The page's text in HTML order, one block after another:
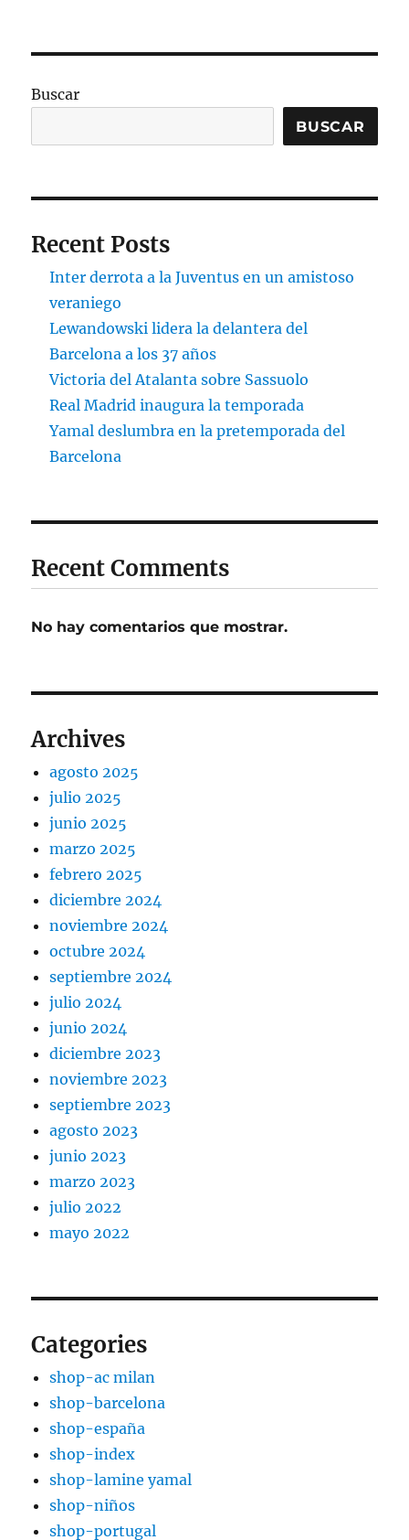
Buscar
BUSCAR
Recent Posts
Inter derrota a la Juventus en un amistoso
veraniego
Lewandowski lidera la delantera del
Barcelona a los 37 años
Victoria del Atalanta sobre Sassuolo
Real Madrid inaugura la temporada
Yamal deslumbra en la pretemporada del
Barcelona
Recent Comments
No hay comentarios que mostrar.
Archives
agosto 2025
julio 2025
junio 2025
marzo 2025
febrero 2025
diciembre 2024
noviembre 2024
octubre 2024
septiembre 2024
julio 2024
junio 2024
diciembre 2023
noviembre 2023
septiembre 2023
agosto 2023
junio 2023
marzo 2023
julio 2022
mayo 2022
Categories
shop-ac milan
shop-barcelona
shop-españa
shop-index
shop-lamine yamal
shop-niños
shop-portugal